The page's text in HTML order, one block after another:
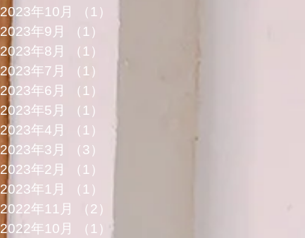
2023年10月
（1）
2023年9月
（1）
1件の記事
2023年8月
（1）
2023年7月
（1）
2023年6月
（1）
2023年5月
（1）
2023年4月
（1）
1件の記事
2023年3月
（3）
2023年2月
（1）
2023年1月
（1）
2022年11月
（2）
2022年10月
（1） 1件の記事